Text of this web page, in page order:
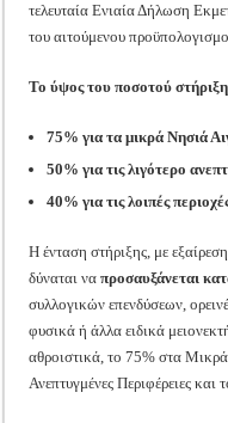
τελευταία Ενιαία Δήλωση
του αιτούμενου
Το ύψος του ποσοτού
75% για τα μικρά Νησιά
50% για τις λιγότερο
40% για τις λοιπές
Η ένταση στήριξης, με
δύναται ναπροσαυξάνεται
συλλογικών επενδύσεων,
φυσικά ή άλλα ειδικά
αθροιστικά, το 75% στα
Ανεπτυγμένες Περιφέρειες και